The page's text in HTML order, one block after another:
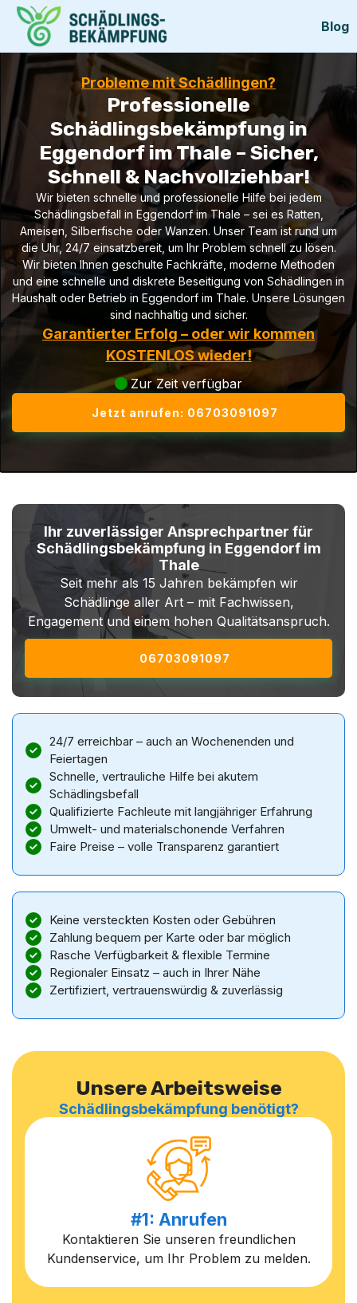
Blog
Probleme mit Schädlingen?
Professionelle
Schädlingsbekämpfung in
Eggendorf im Thale – Sicher,
Schnell & Nachvollziehbar!
Wir bieten schnelle und professionelle Hilfe bei jedem
Schädlingsbefall in Eggendorf im Thale – sei es Ratten,
Ameisen, Silberfische oder Wanzen. Unser Team ist rund um
die Uhr, 24/7 einsatzbereit, um Ihr Problem schnell zu lösen.
Wir bieten Ihnen geschulte Fachkräfte, moderne Methoden
und eine schnelle und diskrete Beseitigung von Schädlingen in
Haushalt oder Betrieb in Eggendorf im Thale. Unsere Lösungen
sind nachhaltig und sicher.
Garantierter Erfolg – oder wir kommen
KOSTENLOS wieder!
Zur Zeit verfügbar
Jetzt anrufen: 06703091097
Ihr zuverlässiger Ansprechpartner für
Schädlingsbekämpfung in Eggendorf im
Thale
Seit mehr als 15 Jahren bekämpfen wir
Schädlinge aller Art – mit Fachwissen,
Engagement und einem hohen Qualitätsanspruch.
06703091097
24/7 erreichbar – auch an Wochenenden und
Feiertagen
Schnelle, vertrauliche Hilfe bei akutem
Schädlingsbefall
Qualifizierte Fachleute mit langjähriger Erfahrung
Umwelt- und materialschonende Verfahren
Faire Preise – volle Transparenz garantiert
Keine versteckten Kosten oder Gebühren
Zahlung bequem per Karte oder bar möglich
Rasche Verfügbarkeit & flexible Termine
Regionaler Einsatz – auch in Ihrer Nähe
Zertifiziert, vertrauenswürdig & zuverlässig
Unsere Arbeitsweise
Schädlingsbekämpfung benötigt?
#1: Anrufen
Kontaktieren Sie unseren freundlichen
Kundenservice, um Ihr Problem zu melden.